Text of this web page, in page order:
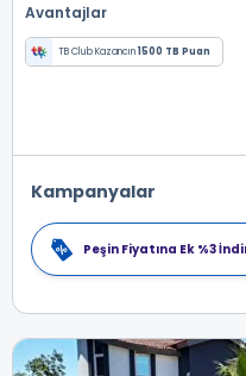
Avantajlar
TB Club Kazancın1500 TB Puan
Kampanyalar
Peşin Fiyatına Ek %3